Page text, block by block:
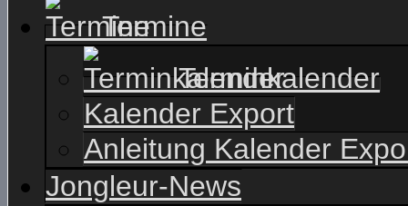
Termine
Terminkalender
Kalender Export
Anleitung Kalender
Jongleur-News